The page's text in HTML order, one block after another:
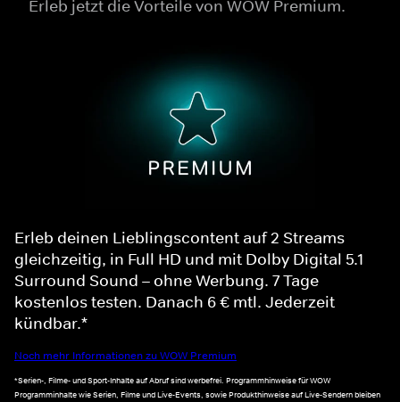
Erleb jetzt die Vorteile von WOW Premium.
Erleb deinen Lieblingscontent auf 2 Streams
gleichzeitig, in Full HD und mit Dolby Digital 5.1
Surround Sound – ohne Werbung. 7 Tage
kostenlos testen. Danach 6 € mtl. Jederzeit
kündbar.*
Noch mehr Informationen zu WOW Premium
*Serien-, Filme- und Sport-Inhalte auf Abruf sind werbefrei. Programmhinweise für WOW
Programminhalte wie Serien, Filme und Live-Events, sowie Produkthinweise auf Live-Sendern bleiben